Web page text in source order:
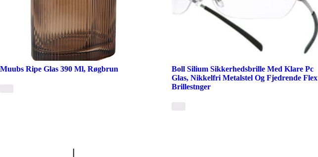
Muubs Ripe Glas 390 Ml, Røgbrun
Boll Silium Sikkerhedsbrille Med Klare Pc
Glas, Nikkelfri Metalstel Og Fjedrende Flex
Brillestnger